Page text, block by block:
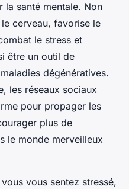
la santé mentale. Non
cerveau, favorise le
le stress et
être un outil de
dégénératives.
les réseaux sociaux
pour propager les
plus de
le monde merveilleux
vous sentez stressé,